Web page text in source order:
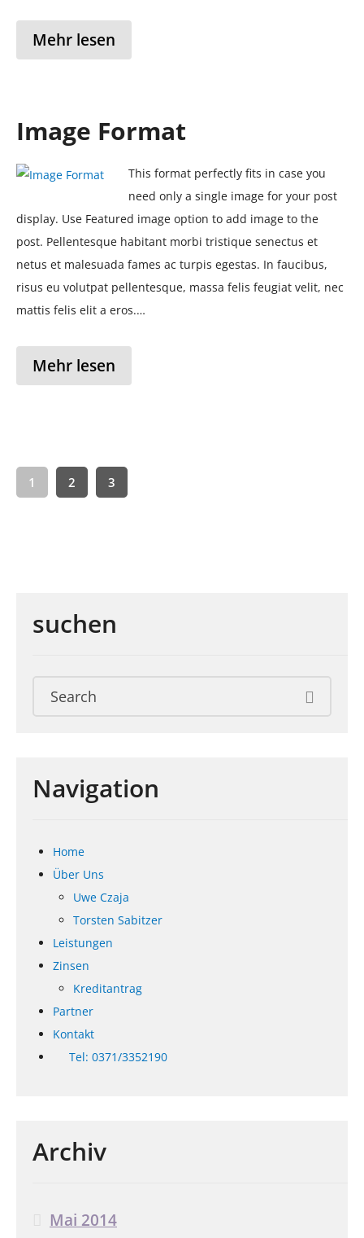
Mehr lesen
Image Format
This format perfectly fits in case you
need only a single image for your post
display. Use Featured image option to add image to the
post. Pellentesque habitant morbi tristique senectus et
netus et malesuada fames ac turpis egestas. In faucibus,
risus eu volutpat pellentesque, massa felis feugiat velit, nec
mattis felis elit a eros.…
Mehr lesen
1 2 3
suchen
Navigation
Home
Über Uns
Uwe Czaja
Torsten Sabitzer
Leistungen
Zinsen
Kreditantrag
Partner
Kontakt
Tel: 0371/3352190
Archiv
Mai 2014